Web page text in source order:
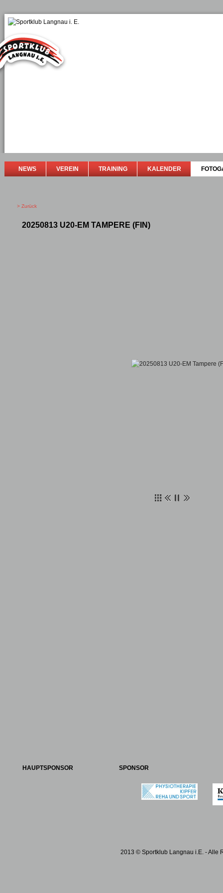
NEWS VEREIN TRAINING KALENDER
> Zurück
20250813 U20-EM TAMPERE (FIN)
HAUPTSPONSOR SPONSOR
2013 © Sportklub Langnau i.E. - Alle